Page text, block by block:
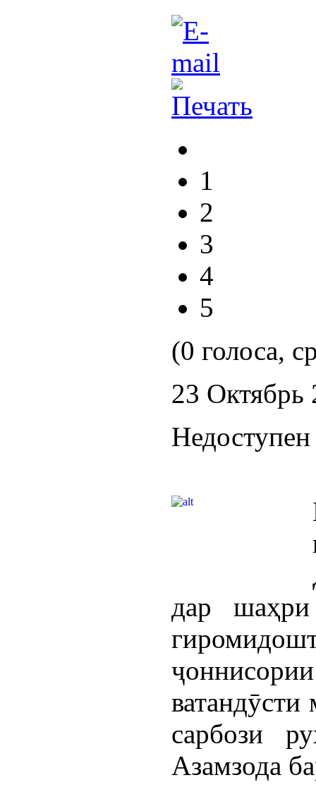
1
2
3
4
5
(0 голоса,
23 Октябрь
дар
сарбози
Азамзода